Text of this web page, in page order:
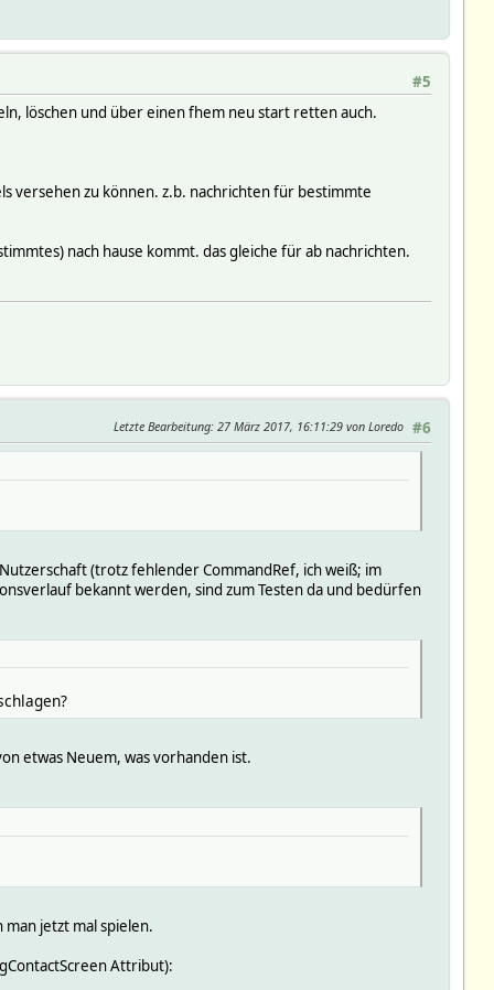
#5
löschen und über einen fhem neu start retten auch.
versehen zu können. z.b. nachrichten für bestimmte
nach hause kommt. das gleiche für ab nachrichten.
#6
Letzte Bearbeitung: 27 März 2017, 16:11:29 von Loredo
(trotz fehlender CommandRef, ich weiß; im
bekannt werden, sind zum Testen da und bedürfen
etwas Neuem, was vorhanden ist.
jetzt mal spielen.
Attribut):